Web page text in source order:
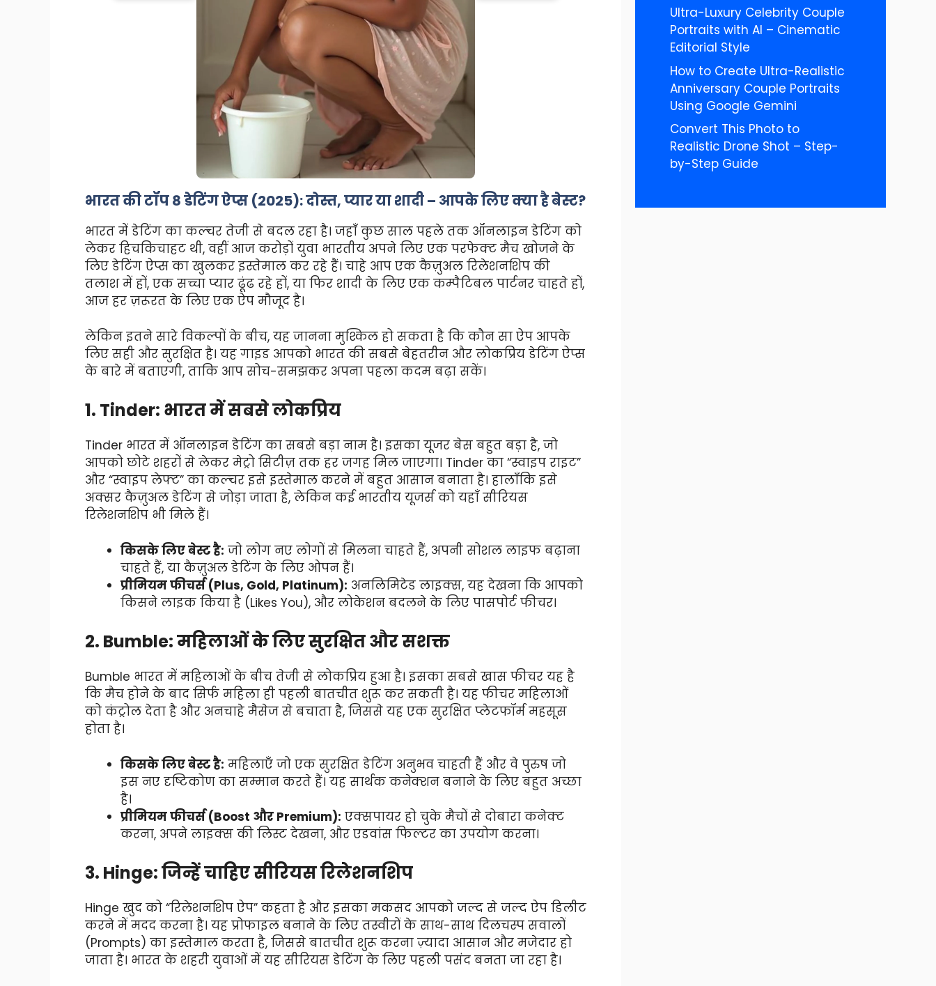
भारत की टॉप 8 डेटिंग ऐप्स (2025): दोस्त, प्यार या शादी – आपके लिए क्या है बेस्ट?
भारत में डेटिंग का कल्चर तेजी से बदल रहा है। जहाँ कुछ साल पहले तक ऑनलाइन डेटिंग को
लेकर हिचकिचाहट थी, वहीं आज करोड़ों युवा भारतीय अपने लिए एक परफेक्ट मैच खोजने के
लिए डेटिंग ऐप्स का खुलकर इस्तेमाल कर रहे हैं। चाहे आप एक कैज़ुअल रिलेशनशिप की
तलाश में हों, एक सच्चा प्यार ढूंढ रहे हों, या फिर शादी के लिए एक कम्पैटिबल पार्टनर चाहते हों,
आज हर ज़रूरत के लिए एक ऐप मौजूद है।
लेकिन इतने सारे विकल्पों के बीच, यह जानना मुश्किल हो सकता है कि कौन सा ऐप आपके
लिए सही और सुरक्षित है। यह गाइड आपको भारत की सबसे बेहतरीन और लोकप्रिय डेटिंग ऐप्स
के बारे में बताएगी, ताकि आप सोच-समझकर अपना पहला कदम बढ़ा सकें।
1. Tinder: भारत में सबसे लोकप्रिय
Tinder भारत में ऑनलाइन डेटिंग का सबसे बड़ा नाम है। इसका यूजर बेस बहुत बड़ा है, जो
आपको छोटे शहरों से लेकर मेट्रो सिटीज़ तक हर जगह मिल जाएगा। Tinder का “स्वाइप राइट”
और “स्वाइप लेफ्ट” का कल्चर इसे इस्तेमाल करने में बहुत आसान बनाता है। हालाँकि इसे
अक्सर कैज़ुअल डेटिंग से जोड़ा जाता है, लेकिन कई भारतीय यूजर्स को यहाँ सीरियस
रिलेशनशिप भी मिले हैं।
किसके लिए बेस्ट है: जो लोग नए लोगों से मिलना चाहते हैं, अपनी सोशल लाइफ बढ़ाना
चाहते हैं, या कैज़ुअल डेटिंग के लिए ओपन हैं।
प्रीमियम फीचर्स (Plus, Gold, Platinum): अनलिमिटेड लाइक्स, यह देखना कि आपको
किसने लाइक किया है (Likes You), और लोकेशन बदलने के लिए पासपोर्ट फीचर।
2. Bumble: महिलाओं के लिए सुरक्षित और सशक्त
Bumble भारत में महिलाओं के बीच तेजी से लोकप्रिय हुआ है। इसका सबसे खास फीचर यह है
कि मैच होने के बाद सिर्फ महिला ही पहली बातचीत शुरू कर सकती है। यह फीचर महिलाओं
को कंट्रोल देता है और अनचाहे मैसेज से बचाता है, जिससे यह एक सुरक्षित प्लेटफॉर्म महसूस
होता है।
किसके लिए बेस्ट है: महिलाएँ जो एक सुरक्षित डेटिंग अनुभव चाहती हैं और वे पुरुष जो
इस नए दृष्टिकोण का सम्मान करते हैं। यह सार्थक कनेक्शन बनाने के लिए बहुत अच्छा
है।
प्रीमियम फीचर्स (Boost और Premium): एक्सपायर हो चुके मैचों से दोबारा कनेक्ट
करना, अपने लाइक्स की लिस्ट देखना, और एडवांस फिल्टर का उपयोग करना।
3. Hinge: जिन्हें चाहिए सीरियस रिलेशनशिप
Hinge खुद को “रिलेशनशिप ऐप” कहता है और इसका मकसद आपको जल्द से जल्द ऐप डिलीट
करने में मदद करना है। यह प्रोफाइल बनाने के लिए तस्वीरों के साथ-साथ दिलचस्प सवालों
(Prompts) का इस्तेमाल करता है, जिससे बातचीत शुरू करना ज़्यादा आसान और मजेदार हो
जाता है। भारत के शहरी युवाओं में यह सीरियस डेटिंग के लिए पहली पसंद बनता जा रहा है।
Ultra-Luxury Celebrity Couple
Portraits with AI – Cinematic
Editorial Style
How to Create Ultra-Realistic
Anniversary Couple Portraits
Using Google Gemini
Convert This Photo to
Realistic Drone Shot – Step-
by-Step Guide